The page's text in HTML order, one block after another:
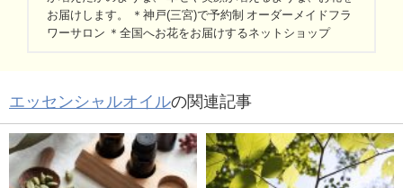
お届けします。 ＊神戸(三宮)で予約制 オーダーメイドフラ
ワーサロン ＊全国へお花をお届けするネットショップ
エッセンシャルオイルの関連記事